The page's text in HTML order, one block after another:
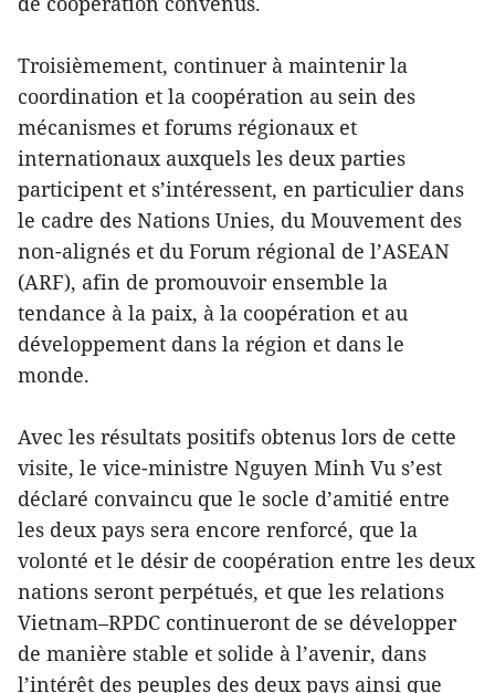
Troisièmement, continuer à maintenir la
coordination et la coopération au sein des
mécanismes et forums régionaux et
internationaux auxquels les deux parties
participent et s’intéressent, en particulier dans
le cadre des Nations Unies, du Mouvement des
non-alignés et du Forum régional de l’ASEAN
(ARF), afin de promouvoir ensemble la
tendance à la paix, à la coopération et au
développement dans la région et dans le
monde.
Avec les résultats positifs obtenus lors de cette
visite, le vice-ministre Nguyen Minh Vu s’est
déclaré convaincu que le socle d’amitié entre
les deux pays sera encore renforcé, que la
volonté et le désir de coopération entre les deux
nations seront perpétués, et que les relations
Vietnam–RPDC continueront de se développer
de manière stable et solide à l’avenir, dans
l’intérêt des peuples des deux pays ainsi que